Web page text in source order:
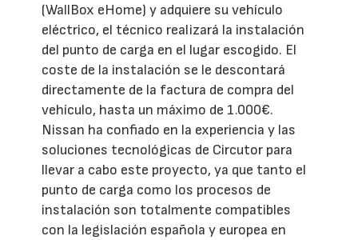
(WallBox eHome) y adquiere su vehículo
eléctrico, el técnico realizará la instalación
del punto de carga en el lugar escogido. El
coste de la instalación se le descontará
directamente de la factura de compra del
vehículo, hasta un máximo de 1.000€.
Nissan ha confiado en la experiencia y las
soluciones tecnológicas de Circutor para
llevar a cabo este proyecto, ya que tanto el
punto de carga como los procesos de
instalación son totalmente compatibles
con la legislación española y europea en